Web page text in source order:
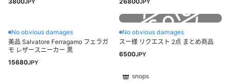
JPY
ガンチーニ レザー
JPY
No obvious damages
美品 Salvatore Ferragamo フェラガ
モ レザースニーカー 黒
15680JPY
No obvious damages
スー様 リクエスト 2点 まとめ商品
6500JPY
shops